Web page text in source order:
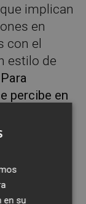
implican
en
con el
estilo de
Para
percibe en
El estudio
que
consciente
se
de
que
en su